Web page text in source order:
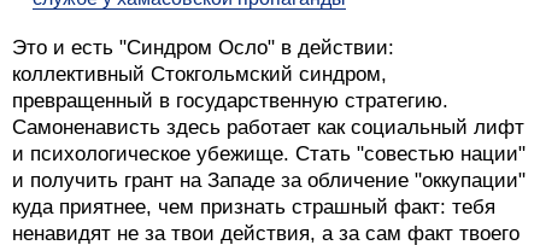
Это и есть "Синдром Осло" в действии:
коллективный Стокгольмский синдром,
превращенный в государственную стратегию.
Самоненависть здесь работает как социальный лифт
и психологическое убежище. Стать "совестью нации"
и получить грант на Западе за обличение "оккупации"
куда приятнее, чем признать страшный факт: тебя
ненавидят не за твои действия, а за сам факт твоего